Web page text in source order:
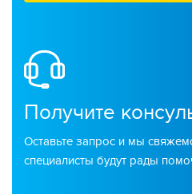
Получите
Оставьте запрос и мы
специалисты будут рады